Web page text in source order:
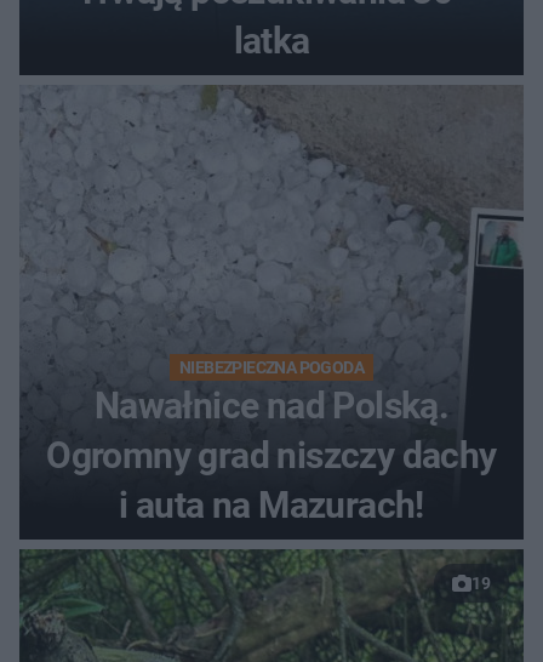
latka
NIEBEZPIECZNA POGODA
Nawałnice nad Polską.
Ogromny grad niszczy dachy
i auta na Mazurach!
19